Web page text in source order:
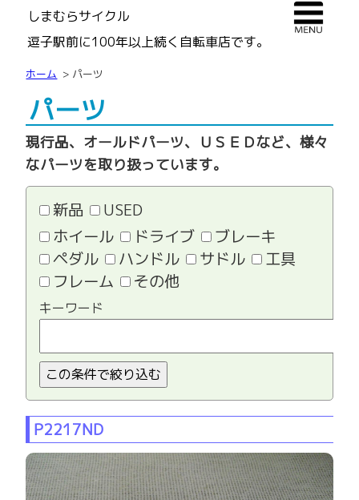
しまむらサイクル
逗子駅前に100年以上続く自転車店です。
ホーム パーツ
パーツ
現行品、オールドパーツ、ＵＳＥＤなど、様々
なパーツを取り扱っています。
新品
USED
ホイール
ドライブ
ブレーキ
ペダル
ハンドル サドル
工具
フレーム
その他
キーワード
P2217ND